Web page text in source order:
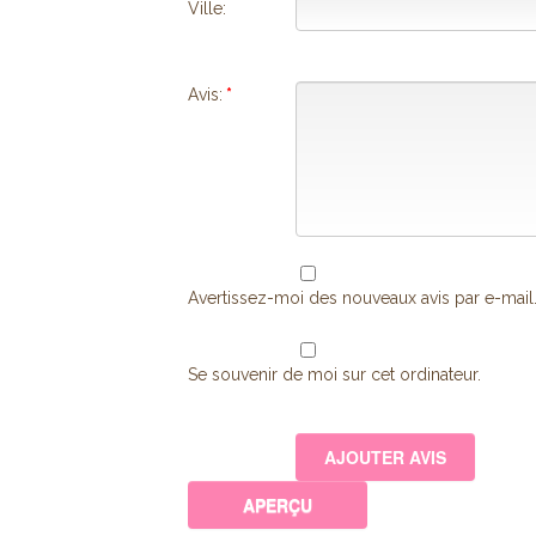
Ville:
Avis: *
Avertissez-moi des nouveaux avis par e-mail.
Se souvenir de moi sur cet ordinateur.